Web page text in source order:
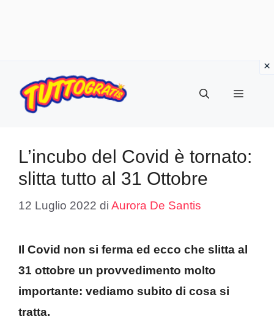
contenuto
Menu
L’incubo del Covid è tornato:
slitta tutto al 31 Ottobre
12 Luglio 2022 di Aurora De Santis
Il Covid non si ferma ed ecco che slitta al
31 ottobre un provvedimento molto
importante: vediamo subito di cosa si
tratta.